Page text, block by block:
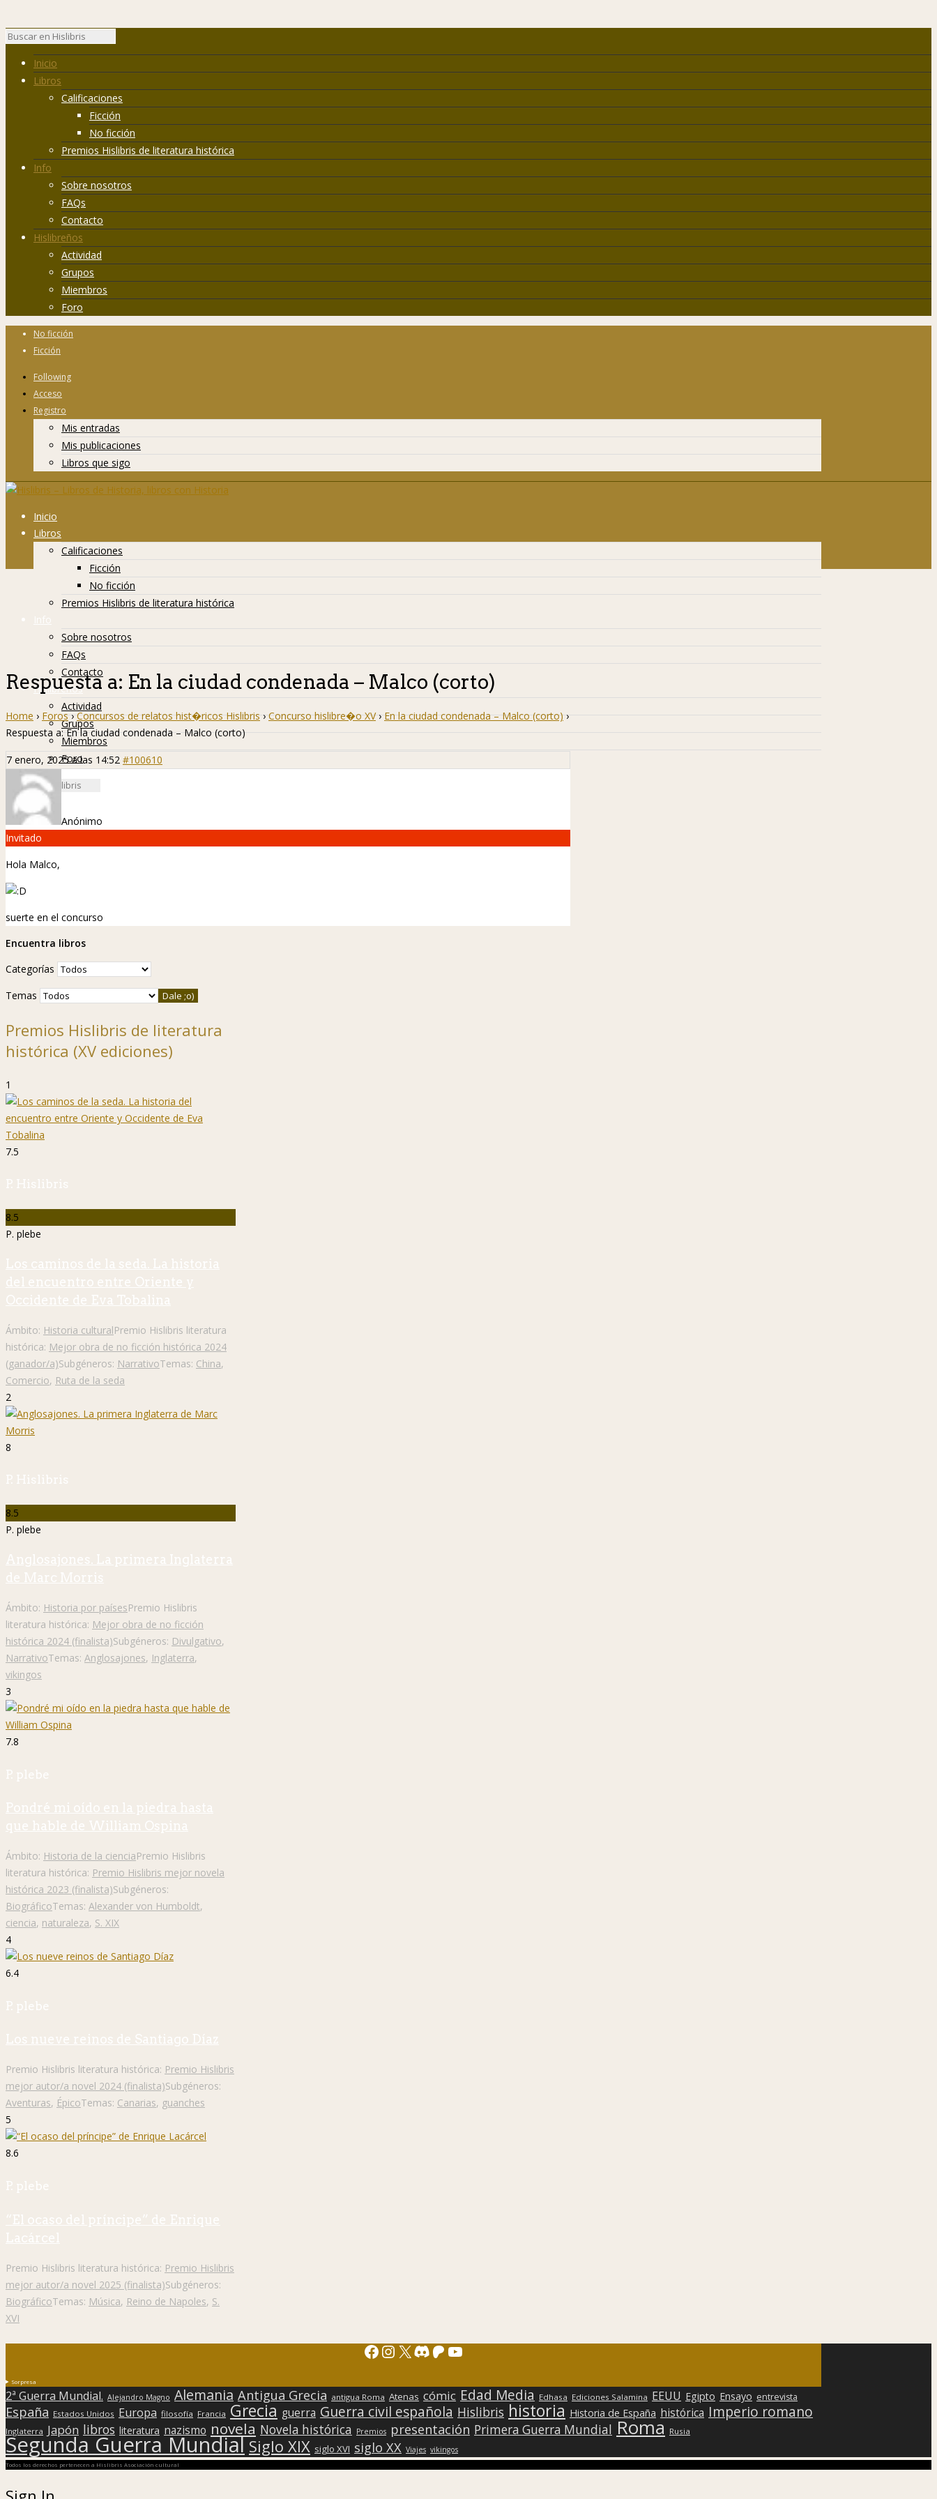
Inicio
Libros
Calificaciones
Ficción
No ficción
Premios Hislibris de literatura histórica
Info
Sobre nosotros
FAQs
Contacto
Hislibreños
Actividad
Grupos
Miembros
Foro
No ficción
Ficción
Following
Acceso
Registro
Mis entradas
Mis publicaciones
Libros que sigo
Inicio
Libros
Calificaciones
Ficción
No ficción
Premios Hislibris de literatura histórica
Info
Sobre nosotros
FAQs
Contacto
Hislibreños
Actividad
Grupos
Miembros
Foro
Respuesta a: En la ciudad condenada – Malco (corto)
Home › Foros › Concursos de relatos hist�ricos Hislibris › Concurso hislibre�o XV › En la ciudad condenada – Malco (corto) ›
Respuesta a: En la ciudad condenada – Malco (corto)
7 enero, 2025 a las 14:52 #100610
Anónimo
Invitado
Hola Malco,
suerte en el concurso
Encuentra libros
Categorías
Temas
Premios Hislibris de literatura
histórica (XV ediciones)
1
7.5
P. Hislibris
8.5
P. plebe
Los caminos de la seda. La historia
del encuentro entre Oriente y
Occidente de Eva Tobalina
Ámbito: Historia culturalPremio Hislibris literatura
histórica: Mejor obra de no ficción histórica 2024
(ganador/a)Subgéneros: NarrativoTemas: China,
Comercio, Ruta de la seda
2
8
P. Hislibris
8.5
P. plebe
Anglosajones. La primera Inglaterra
de Marc Morris
Ámbito: Historia por paísesPremio Hislibris
literatura histórica: Mejor obra de no ficción
histórica 2024 (finalista)Subgéneros: Divulgativo,
NarrativoTemas: Anglosajones, Inglaterra,
vikingos
3
7.8
P. plebe
Pondré mi oído en la piedra hasta
que hable de William Ospina
Ámbito: Historia de la cienciaPremio Hislibris
literatura histórica: Premio Hislibris mejor novela
histórica 2023 (finalista)Subgéneros:
BiográficoTemas: Alexander von Humboldt,
ciencia, naturaleza, S. XIX
4
6.4
P. plebe
Los nueve reinos de Santiago Díaz
Premio Hislibris literatura histórica: Premio Hislibris
mejor autor/a novel 2024 (finalista)Subgéneros:
Aventuras, ÉpicoTemas: Canarias, guanches
5
8.6
P. plebe
“El ocaso del príncipe” de Enrique
Lacárcel
Premio Hislibris literatura histórica: Premio Hislibris
mejor autor/a novel 2025 (finalista)Subgéneros:
BiográficoTemas: Música, Reino de Napoles, S.
XVI
Facebook
Instagram
X Discord
Patreon
YouTube
Sorpresa
2ª Guerra Mundial. Alejandro Magno Alemania Antigua Grecia antigua Roma Atenas cómic Edad Media Edhasa Ediciones Salamina EEUU Egipto Ensayo entrevista
España Estados Unidos Europa filosofía Francia Grecia guerra Guerra civil española Hislibris historia Historia de España histórica Imperio romano
Inglaterra Japón libros literatura nazismo novela Novela histórica Premios presentación Primera Guerra Mundial Roma Rusia
Segunda Guerra Mundial Siglo XIX siglo XVI siglo XX Viajes vikingos
Todos los derechos pertenecen a Hislibris Asociación cultural